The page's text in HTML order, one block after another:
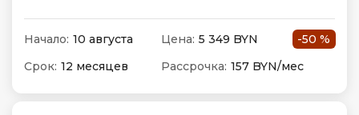
Начало: 10 августа Цена: 5 349 BYN
-50 %
Срок: 12 месяцев Рассрочка: 157 BYN/мес